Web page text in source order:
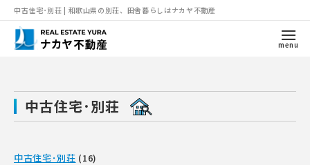
中古住宅･別荘 | 和歌山県の別荘、田舎暮らしはナカヤ不動産
menu
中古住宅･別荘
中古住宅･別荘 (16)